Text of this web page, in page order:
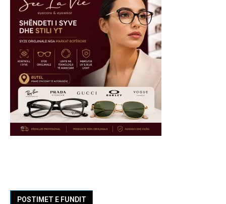
POSTIMET E FUNDIT